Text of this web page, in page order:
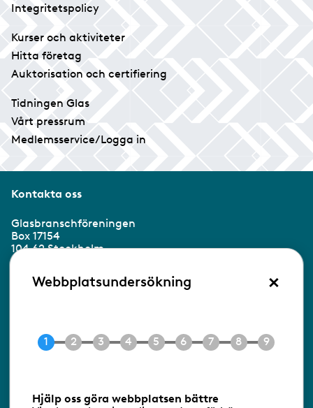
Integritetspolicy
Kurser och aktiviteter
Hitta företag
Auktorisation och certifiering
Tidningen Glas
Vårt pressrum
Medlemsservice/Logga in
Kontakta oss
Glasbranschföreningen
Box 17154
104 62 Stockholm
Besöksadress:
Ringvägen 100
E-post info@gbf.se
Webbplatsundersökning ×
Hjälp oss göra webbplatsen bättre